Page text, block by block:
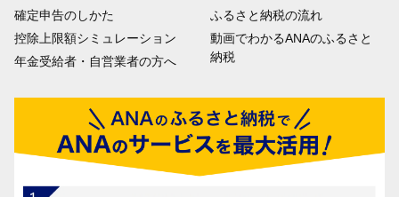
確定申告のしかた
控除上限額シミュレーション
年金受給者・自営業者の方へ
ふるさと納税の流れ
動画でわかるANAのふるさと
納税